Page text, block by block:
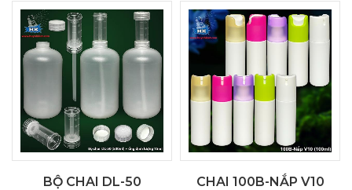
BỘ CHAI DL-50
CHAI 100B-NẮP V10